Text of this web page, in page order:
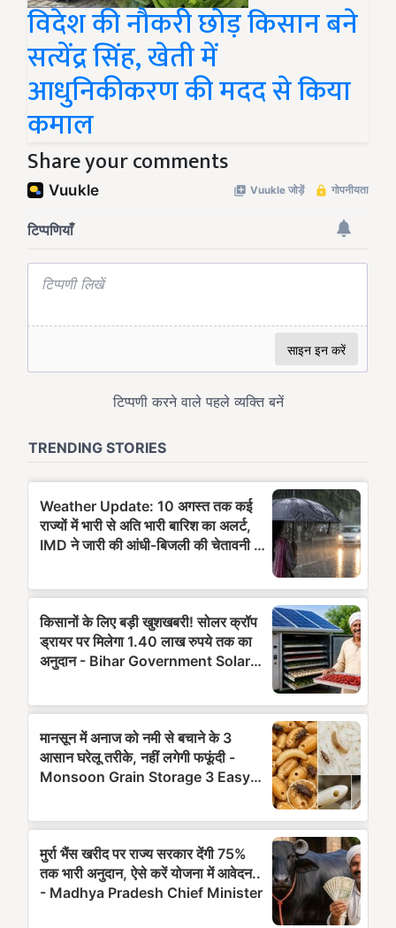
विदेश की नौकरी छोड़ किसान बने
सत्येंद्र सिंह, खेती में
आधुनिकीकरण की मदद से किया
कमाल
Share your comments